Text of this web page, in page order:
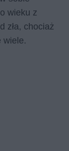
wieku z
zła, chociaż
wiele.